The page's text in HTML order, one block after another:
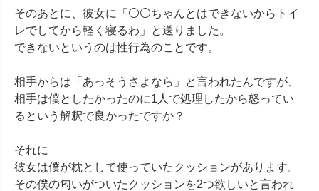
そのあとに、彼女に「⚪⚪ちゃんとはできないからトイ
レでしてから軽く寝るわ」と送りました。
できないというのは性行為のことです。
相手からは「あっそうさよなら」と言われたんですが、
相手は僕としたかったのに1人で処理したから怒ってい
るという解釈で良かったですか？
それに
彼女は僕が枕として使っていたクッションがあります。
その僕の匂いがついたクッションを2つ欲しいと言われ